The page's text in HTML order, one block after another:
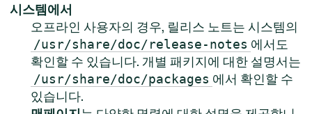
시스템에서
오프라인 사용자의 경우, 릴리스 노트는 시스템의
/usr/share/doc/release-notes 에서도
확인할 수 있습니다. 개별 패키지에 대한 설명서는
/usr/share/doc/packages 에서 확인할 수
있습니다.